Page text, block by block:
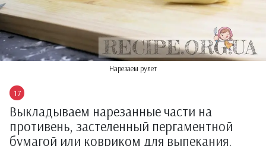
Нарезаем рулет
Выкладываем нарезанные части на
противень, застеленный пергаментной
бумагой или ковриком для выпекания.